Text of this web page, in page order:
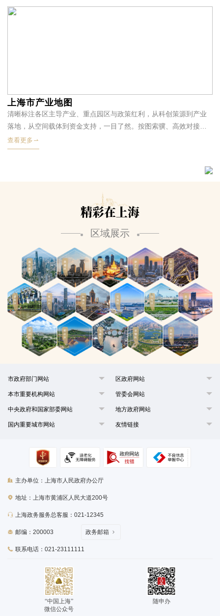
上海市产业地图
清晰标注各区主导产业、重点园区与政策红利，从科创策源到产业
落地，从空间载体到资金支持，一目了然。按图索骥、高效对接，
让每一份投资都找准方向。
查看更多
精彩在上海
区域展示
市政府部门网站 区政府网站
本市重要机构网站 管委会网站
中央政府和国家部委网站 地方政府网站
国内重要城市网站 友情链接
主办单位：上海市人民政府办公厅
地址：上海市黄浦区人民大道200号
上海政务服务总客服：021-12345
邮编：200003
联系电话：021-23111111
政务邮箱
“中国上海”
微信公众号
随申办